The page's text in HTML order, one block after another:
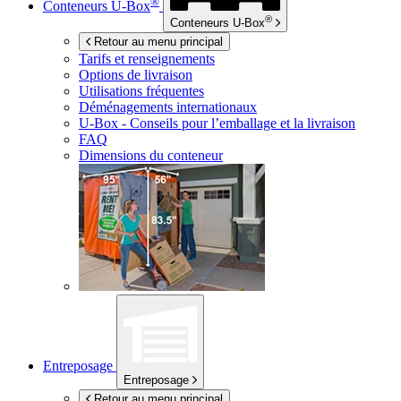
Conteneurs U-Box
Conteneurs U-Box®
Retour au menu principal
Tarifs et renseignements
Options de livraison
Utilisations fréquentes
Déménagements internationaux
U-Box - Conseils pour l’emballage et la livraison
FAQ
Dimensions du conteneur
Entreposage
Entreposage